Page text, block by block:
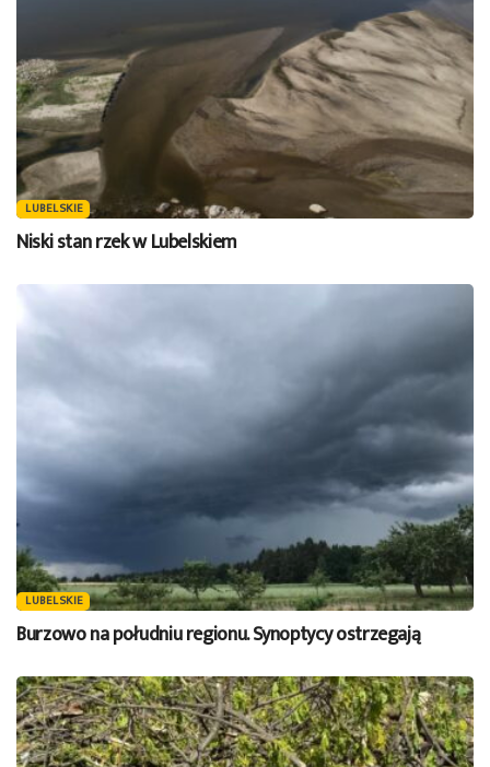
LUBELSKIE
Niski stan rzek w Lubelskiem
LUBELSKIE
Burzowo na południu regionu. Synoptycy ostrzegają